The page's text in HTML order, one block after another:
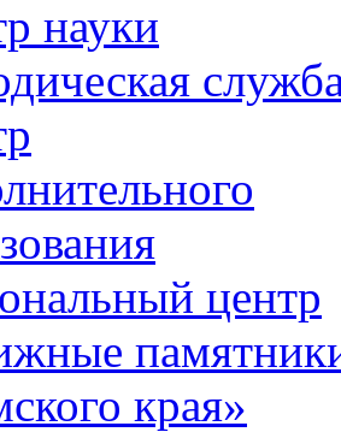
науки
центр
края»